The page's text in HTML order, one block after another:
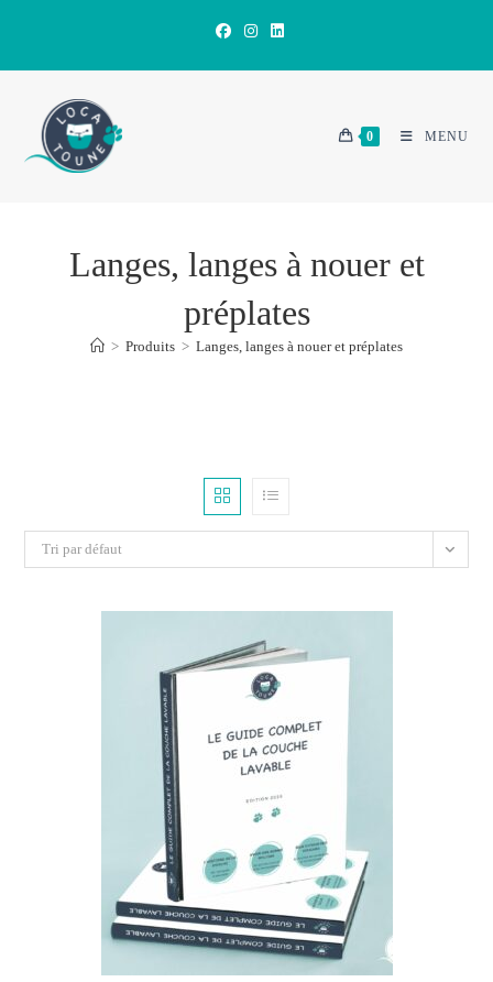
content
0 MENU
Langes, langes à nouer et
préplates
> Produits > Langes, langes à nouer et préplates
Tri par défaut